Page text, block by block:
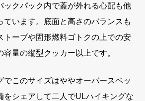
ックパック内で蓋が外れる心配も他
ています。底面と高さのバランスも
トーブや固形燃料ゴトクの上での安
量の縦型クッカー以上です。
でこのサイズはややオーバースペッ
をシェアして二人でULハイキングな